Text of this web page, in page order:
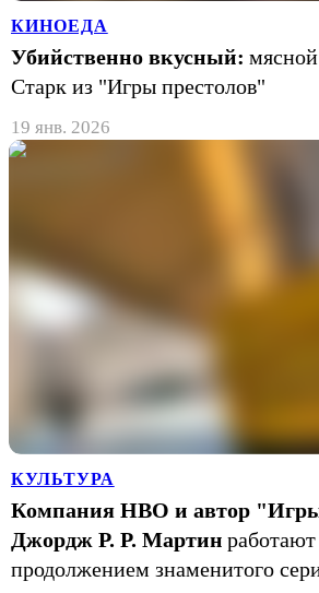
КИНОЕДА
Убийственно вкусный:
Старк из "Игры престолов"
19 янв. 2026
КУЛЬТУРА
Компания HBO и автор
Джордж Р. Р. Мартин
продолжением знаменитого